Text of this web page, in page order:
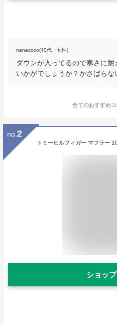
nanacoco(40代・女性)
ダウンが入ってるので寒さに
いかがでしょうか？かさばらな
全てのおすすめコ
no. 2
ショッ